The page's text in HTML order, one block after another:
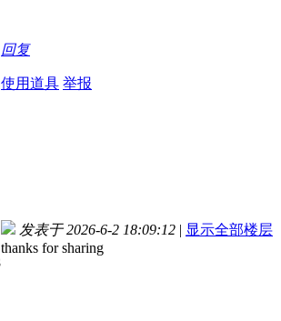
回复
使用道具 举报
发表于 2026-6-2 18:09:12 | 显示全部楼层
thanks for sharing